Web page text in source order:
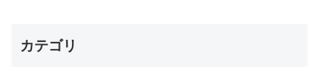
カテゴリ